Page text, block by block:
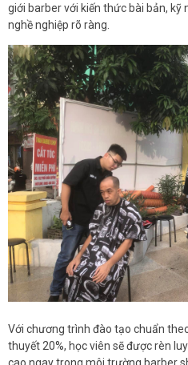
giới barber với kiến thức bài bản, kỹ
nghề nghiệp rõ ràng.
Với chương trình đào tạo chuẩn
thuyết 20%, học viên sẽ được rèn
cao ngay trong môi trường barber